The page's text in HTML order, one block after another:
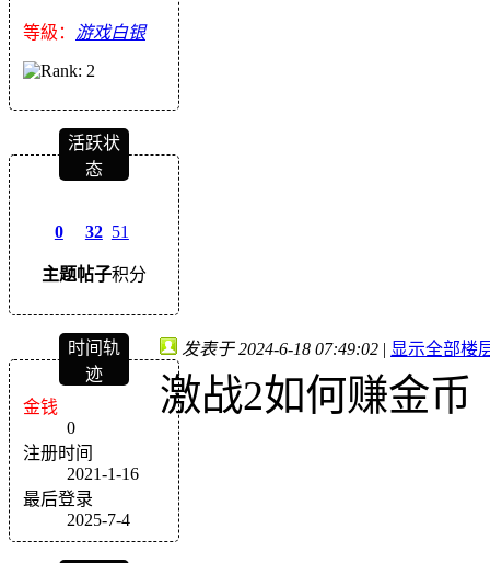
等級： 游戏白银
活跃状
态
0
主题
32
帖子
51
积分
时间轨
迹
金钱
0
注册时间
2021-1-16
最后登录
2025-7-4
发表于 2024-6-18 07:49:02 | 显示全部楼
激战2如何赚金币